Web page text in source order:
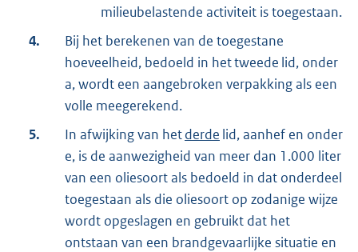
milieubelastende activiteit is toegestaan.
4.
Bij het berekenen van de toegestane
hoeveelheid, bedoeld in het tweede lid, onder
a, wordt een aangebroken verpakking als een
volle meegerekend.
5.
In afwijking van hetderde lid, aanhef en onder
e, is de aanwezigheid van meer dan 1.000 liter
van een oliesoort als bedoeld in dat onderdeel
toegestaan als die oliesoort op zodanige wijze
wordt opgeslagen en gebruikt dat het
ontstaan van een brandgevaarlijke situatie en